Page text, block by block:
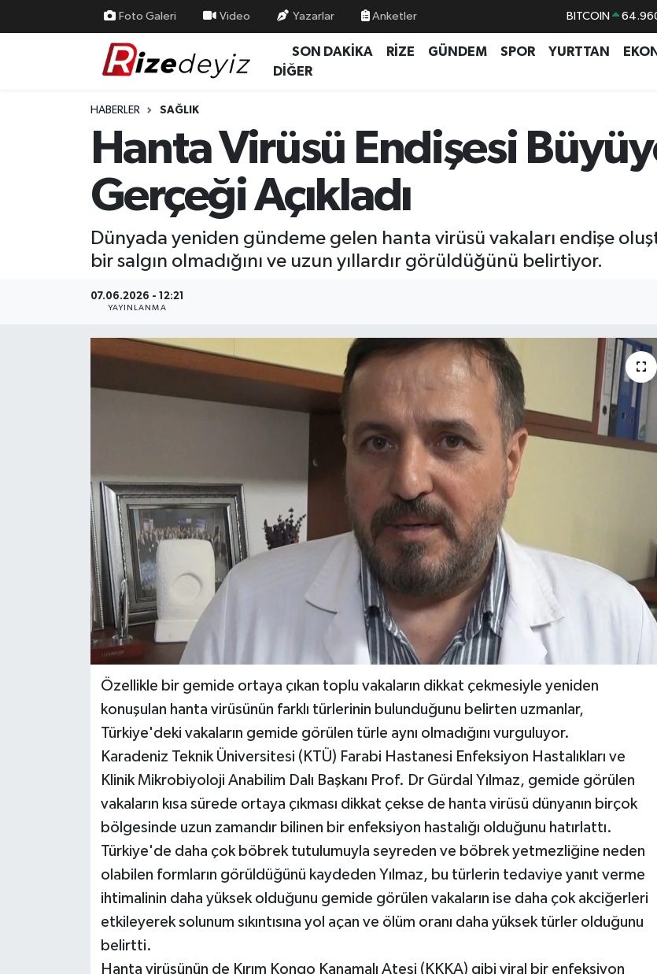
Foto Galeri Video Yazarlar Anketler BITCOIN
DOLAR
GRAM ALTIN
BİST100
SON DAKİKA RİZE GÜNDEM SPOR YURTTAN
DİĞER
HABERLER SAĞLIK
Hanta Virüsü Endişesi
Gerçeği Açıkladı
Dünyada yeniden gündeme gelen hanta virüsü vakaları endişe
bir salgın olmadığını ve uzun yıllardır görüldüğünü belirtiyor.
07.06.2026 - 12:21
YAYINLANMA
Özellikle bir gemide ortaya çıkan toplu vakaların dikkat çekmesiyle yeniden
konuşulan hanta virüsünün farklı türlerinin bulunduğunu belirten uzmanlar,
Türkiye'deki vakaların gemide görülen türle aynı olmadığını vurguluyor.
Karadeniz Teknik Üniversitesi (KTÜ) Farabi Hastanesi Enfeksiyon Hastalıkları ve
Klinik Mikrobiyoloji Anabilim Dalı Başkanı Prof. Dr Gürdal Yılmaz, gemide görülen
vakaların kısa sürede ortaya çıkması dikkat çekse de hanta virüsü dünyanın birçok
bölgesinde uzun zamandır bilinen bir enfeksiyon hastalığı olduğunu hatırlattı.
Türkiye'de daha çok böbrek tutulumuyla seyreden ve böbrek yetmezliğine neden
olabilen formların görüldüğünü kaydeden Yılmaz, bu türlerin tedaviye yanıt verme
ihtimalinin daha yüksek olduğunu gemide görülen vakaların ise daha çok akciğerleri
etkileyerek solunum sıkıntısına yol açan ve ölüm oranı daha yüksek türler olduğunu
belirtti.
Hanta virüsünün de Kırım Kongo Kanamalı Ateşi (KKKA) gibi viral bir enfeksiyon
Yurttan Haberler
Ekonomi
Rize Nöbetçi Eczaneler
Rize Trafik Yoğunluk Haritası
Süper Lig Puan Durumu ve Fikstür
Son Dakika Haberleri
Haber Arşivi